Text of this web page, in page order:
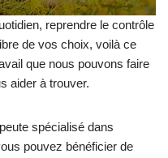
reprendre le contrôle
de vos choix, voilà ce
que nous pouvons faire
aider à trouver.
spécialisé dans
pouvez bénéficier de